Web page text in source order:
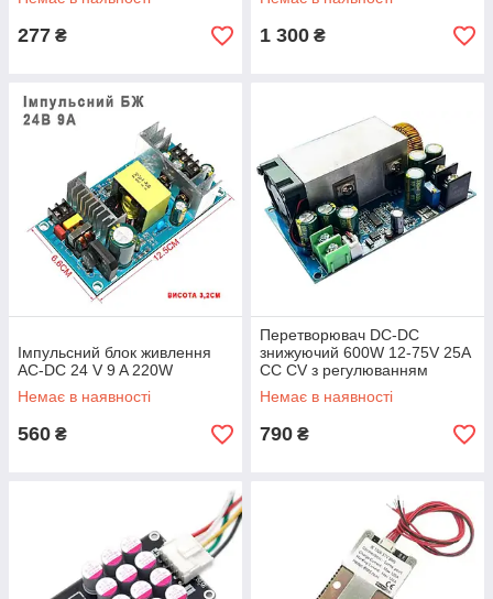
277 ₴
балансу до 5,5A
1 300 ₴
Імпульсний блок живлення
AC-DC 24 V 9 A 220W
Немає в наявності
560 ₴
Перетворювач DC-DC
знижуючий 600W 12-75V 25A
CC CV з регулюванням
струму
Немає в наявності
790 ₴